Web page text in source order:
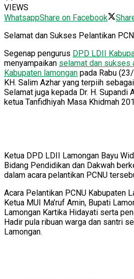
VIEWS
WhatsappShare on Facebook
Selamat dan Sukses Pelantikan
Segenap pengurus DPD LDII
menyampaikan selamat dan sukses
Kabupaten lamongan pada Rabu
KH. Salim Azhar yang terpiih
Selamat juga kepada Dr. H. Supandi
ketua Tanfidhiyah Masa Khidmah
Ketua DPD LDII Lamongan Bayu
Bidang Pendidikan dan Dakwah
dalam acara pelantikan PCNU
Acara Pelantikan PCNU Kabupaten
Ketua MUI Ma’ruf Amin, Bupati
Lamongan Kartika Hidayati serta
Hadir pula ribuan warga dan santri
Lamongan.